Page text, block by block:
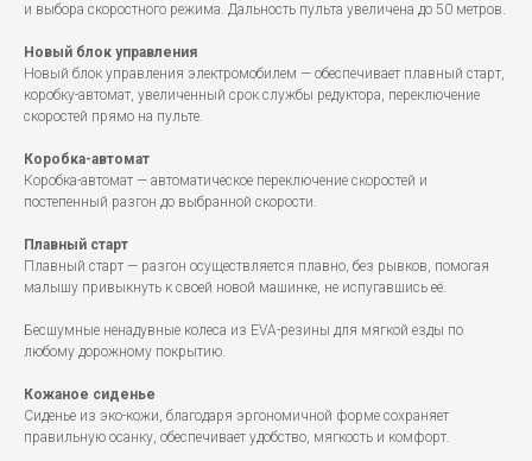
и выбора скоростного режима. Дальность пульта увеличена до 50 метров.
Новый блок управления
Новый блок управления электромобилем — обеспечивает плавный старт,
коробку-автомат, увеличенный срок службы редуктора, переключение
скоростей прямо на пульте.
Коробка-автомат
Коробка-автомат — автоматическое переключение скоростей и
постепенный разгон до выбранной скорости.
Плавный старт
Плавный старт — разгон осуществляется плавно, без рывков, помогая
малышу привыкнуть к своей новой машинке, не испугавшись её.
Бесшумные ненадувные колеса из EVA-резины для мягкой езды по
любому дорожному покрытию.
Кожаное сиденье
Сиденье из эко-кожи, благодаря эргономичной форме сохраняет
правильную осанку, обеспечивает удобство, мягкость и комфорт.